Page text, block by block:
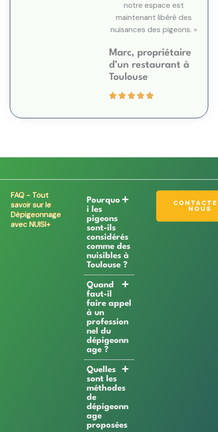
notre espace est
maintenant libéré des
nuisances des pigeons. »
Marc, propriétaire
d’un restaurant à
Toulouse
FAQ - Tout
savoir sur le
Dépigeonnage
avec NUISI+
Pourquo
i les
pigeons
sont-ils
considérés
comme des
nuisibles à
Toulouse ?
Quand
faut-il
faire appel
à un
profession
nel du
dépigeonn
age ?
Quelles
sont les
méthodes
de
dépigeonn
age
proposées
NOUS